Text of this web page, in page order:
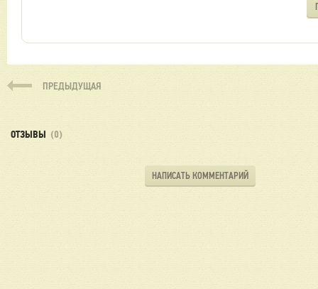
ПРЕДЫДУЩАЯ
ОТЗЫВЫ (0)
НАПИСАТЬ КОММЕНТАРИЙ